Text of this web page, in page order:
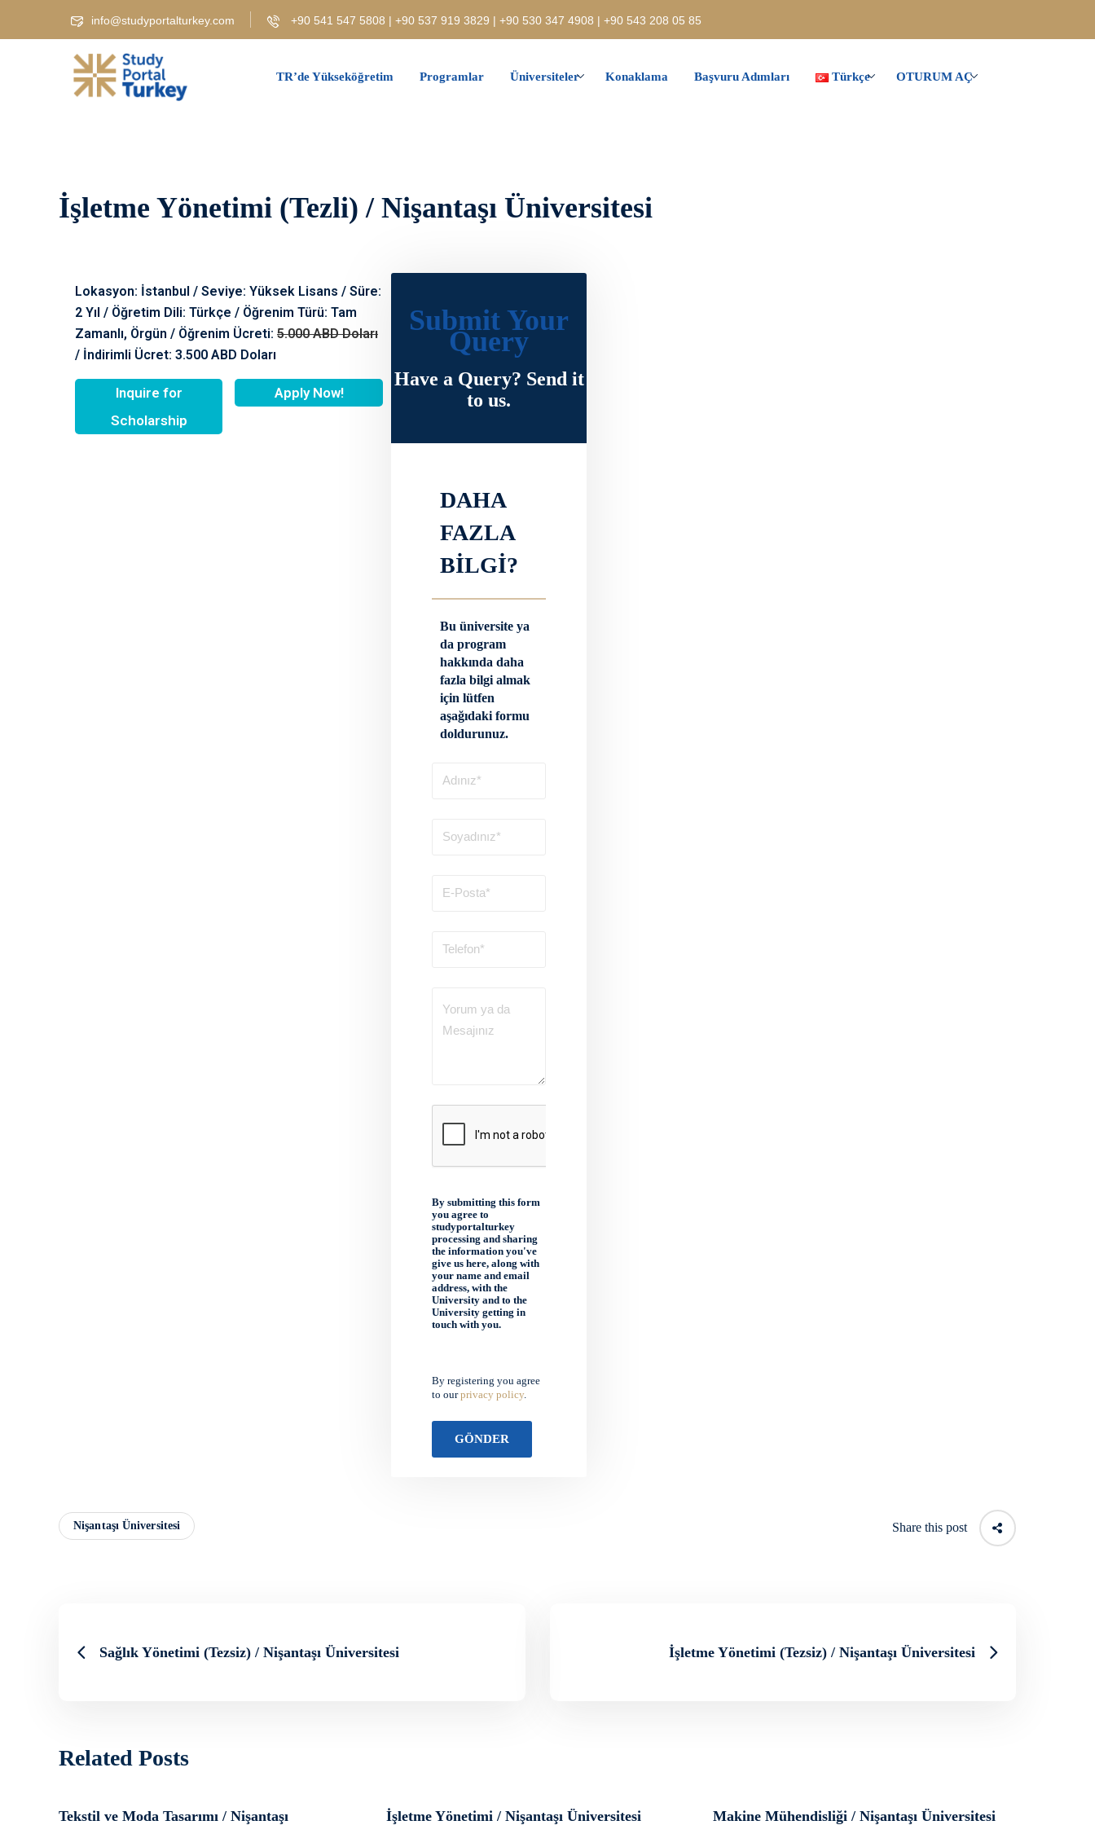
info@studyportalturkey.com +90 541 547 5808 | +90 537 919 3829 | +90 530 347 4908 | +90 543 208 05 85
TR’de Yükseköğretim Programlar Üniversiteler Konaklama Başvuru Adımları Türkçe OTURUM AÇ
İşletme Yönetimi (Tezli) / Nişantaşı Üniversitesi
Lokasyon: İstanbul / Seviye: Yüksek Lisans / Süre:
2 Yıl / Öğretim Dili: Türkçe / Öğrenim Türü: Tam
Zamanlı, Örgün / Öğrenim Ücreti: 5.000 ABD Doları
/ İndirimli Ücret: 3.500 ABD Doları
Inquire for
Scholarship
Apply Now!
Submit Your
Query
Have a Query? Send it
to us.
DAHA
FAZLA
BİLGİ?
Bu üniversite ya
da program
hakkında daha
fazla bilgi almak
için lütfen
aşağıdaki formu
doldurunuz.
By submitting this form
you agree to
studyportalturkey
processing and sharing
the information you've
give us here, along with
your name and email
address, with the
University and to the
University getting in
touch with you.
By registering you agree
to ourprivacy policy.
Nişantaşı Üniversitesi Share this post
Sağlık Yönetimi (Tezsiz) / Nişantaşı Üniversitesi İşletme Yönetimi (Tezsiz) / Nişantaşı Üniversitesi
Related Posts
Tekstil ve Moda Tasarımı / Nişantaşı
İşletme Yönetimi / Nişantaşı Üniversitesi Makine Mühendisliği / Nişantaşı Üniversitesi